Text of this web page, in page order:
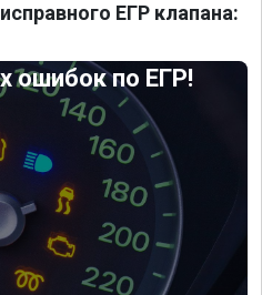
ЕГР клапана:
ошибок по ЕГР!